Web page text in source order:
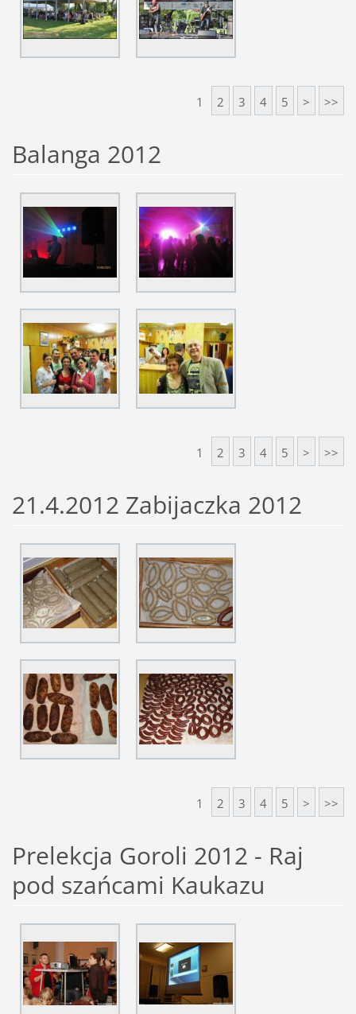
1 2 3 4 5 > >>
Balanga 2012
1 2 3 4 5 > >>
21.4.2012 Zabijaczka 2012
1 2 3 4 5 > >>
Prelekcja Goroli 2012 - Raj
pod szańcami Kaukazu